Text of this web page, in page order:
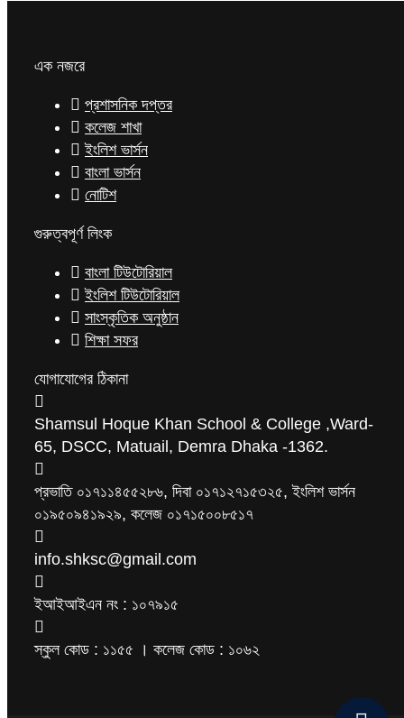
এক নজরে
প্রশাসনিক দপ্তর
কলেজ শাখা
ইংলিশ ভার্সন
বাংলা ভার্সন
নোটিশ
গুরুত্বপূর্ণ লিংক
বাংলা টিউটোরিয়াল
ইংলিশ টিউটোরিয়াল
সাংস্কৃতিক অনুষ্ঠান
শিক্ষা সফর
যোগাযোগের ঠিকানা
Shamsul Hoque Khan School & College ,Ward-
65, DSCC, Matuail, Demra Dhaka -1362.
প্রভাতি ০১৭১১৪৫৫২৮৬, দিবা ০১৭১২৭১৫৩২৫, ইংলিশ ভার্সন
০১৯৫০৯৪১৯২৯, কলেজ ০১৭১৫০০৮৫১৭
info.shksc@gmail.com
ইআইআইএন নং : ১০৭৯১৫
স্কুল কোড : ১১৫৫ । কলেজ কোড : ১০৬২